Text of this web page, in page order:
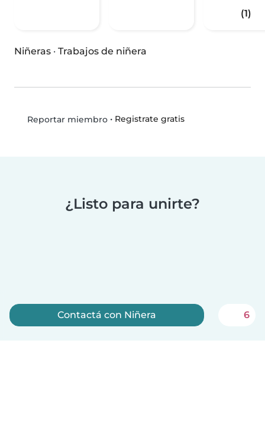
(1)
Niñeras · Trabajos de niñera
Reportar miembro• Registrate gratis
¿Listo para unirte?
Contactá con Niñera 6